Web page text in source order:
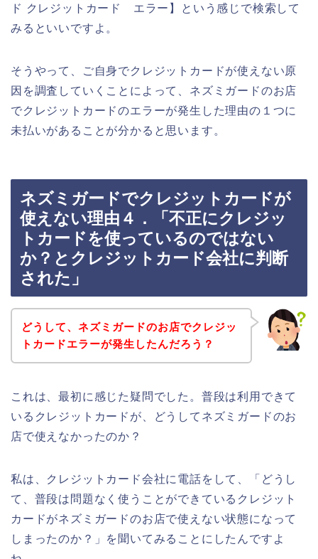
ド クレジットカード エラー】という感じで検索して
みるといいですよ。
そうやって、ご自身でクレジットカードが使えない原
因を調査していくことによって、ネズミガードのお店
でクレジットカードのエラーが発生した理由の１つに
未払いがあることが分かると思います。
ネズミガードでクレジットカードが
使えない理由４．「不正にクレジッ
トカードを使っているのではない
か？とクレジットカード会社に判断
された」
どうして、ネズミガードのお店でクレジッ
トカードエラーが発生したんだろう？
これは、最初に感じた疑問でした。普段は利用できて
いるクレジットカードが、どうしてネズミガードのお
店で使えなかったのか？
私は、クレジットカード会社に電話をして、「どうし
て、普段は問題なく使うことができているクレジット
カードがネズミガードのお店で使えない状態になって
しまったのか？」を聞いてみることにしたんですよ